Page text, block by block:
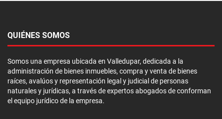
QUIÉNES SOMOS
Somos una empresa ubicada en Valledupar, dedicada a la
administración de bienes inmuebles, compra y venta de bienes
raíces, avalúos y representación legal y judicial de personas
naturales y jurídicas, a través de expertos abogados de conforman
el equipo jurídico de la empresa.